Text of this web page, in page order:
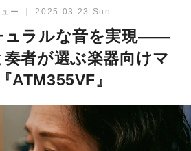
アルバム
レコード針
ー ｜ 2025.03.23 Sun
ュラルな音を実現——
者が選ぶ楽器向けマ
ATM355VF』